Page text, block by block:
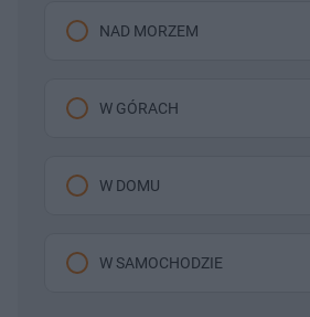
NAD MORZEM
W GÓRACH
W DOMU
W SAMOCHODZIE